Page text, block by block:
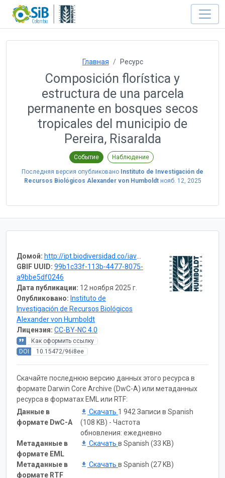
Главная Ресурс
Composición florística y
estructura de una parcela
permanente en bosques secos
tropicales del municipio de
Pereira, Risaralda
Событие Наблюдение
Последняя версия опубликовано Instituto de Investigación de
Recursos Biológicos Alexander von Humboldt нояб. 12, 2025
Домой: http://ipt.biodiversidad.co/iavh/resource.do?r=pereira_magnoliophyta_2014
GBIF UUID: 99b1c33f-113b-4477-8075-
a9bbe5df0246
Дата публикации: 12 ноября 2025 г.
Опубликовано: Instituto de
Investigación de Recursos Biológicos
Alexander von Humboldt
Лицензия: CC-BY-NC 4.0
Как оформить ссылку
DOI
10.15472/96i8ee
Скачайте последнюю версию данных этого ресурса в
формате Darwin Core Archive (DwC-A) или метаданных
ресурса в форматах EML или RTF:
Данные в
формате DwC-A
Скачать 1 942 Записи в Spanish
(108 KB) - Частота
обновления: ежедневно
Метаданные в
формате EML
Скачать в Spanish (33 KB)
Метаданные в
формате RTF
Скачать в Spanish (27 KB)